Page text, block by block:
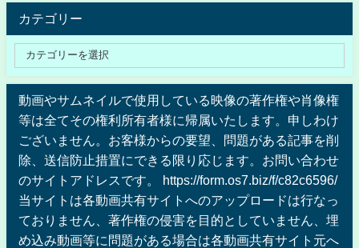
カテゴリー
動画やサムネイルで使用している映像の著作権や肖像権
等は全てその権利所有者様に帰属いたします。申しわけ
ございません。お客様からの要望、問題がある記事を削
除、送信防止措置にできる限り応じます。お問い合わせ
のサイトアドレスです。 https://form.os7.biz/f/c82c6596/
当サイトは各動画共有サイトへのアップロードは行なっ
ておりません、著作権の侵害を目的としていません、埋
め込み動画等に問題がある場合は各動画共有サイト元へ